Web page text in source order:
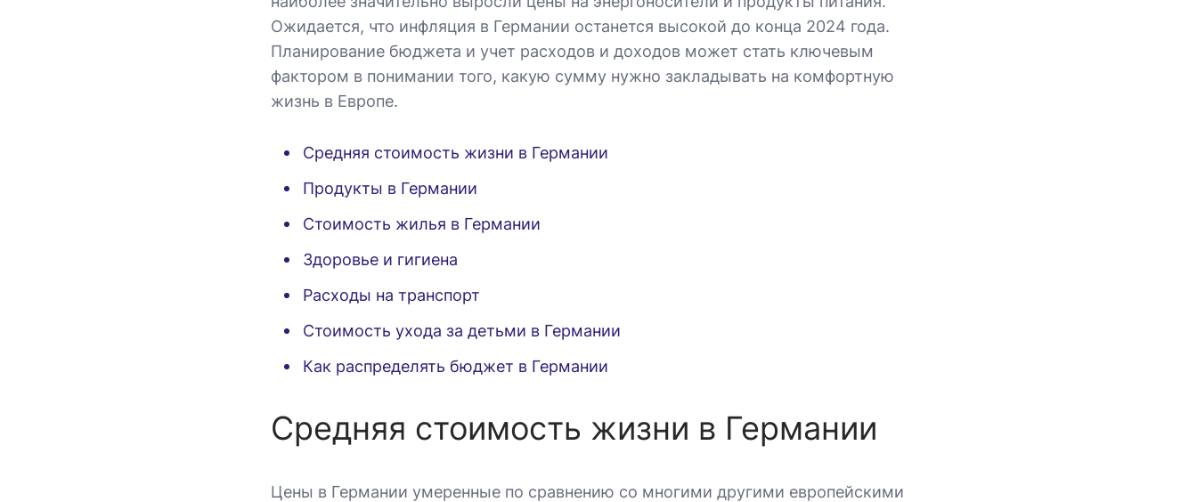
Ожидается, что инфляция в Германии останется высокой до конца 2024 года.
Планирование бюджета и учет расходов и доходов может стать ключевым
фактором в понимании того, какую сумму нужно закладывать на комфортную
жизнь в Европе.
Средняя стоимость жизни в Германии
Продукты в Германии
Стоимость жилья в Германии
Здоровье и гигиена
Расходы на транспорт
Стоимость ухода за детьми в Германии
Как распределять бюджет в Германии
Средняя стоимость жизни в Германии
Цены в Германии умеренные по сравнению со многими другими европейскими